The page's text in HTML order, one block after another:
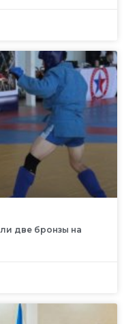
две бронзы на